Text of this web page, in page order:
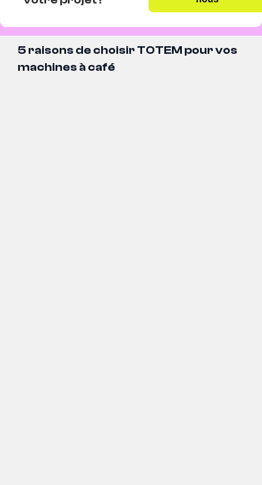
5 raisons de choisir TOTEM pour vos
machines à café